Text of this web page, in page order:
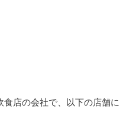
店の会社で、以下の店舗に